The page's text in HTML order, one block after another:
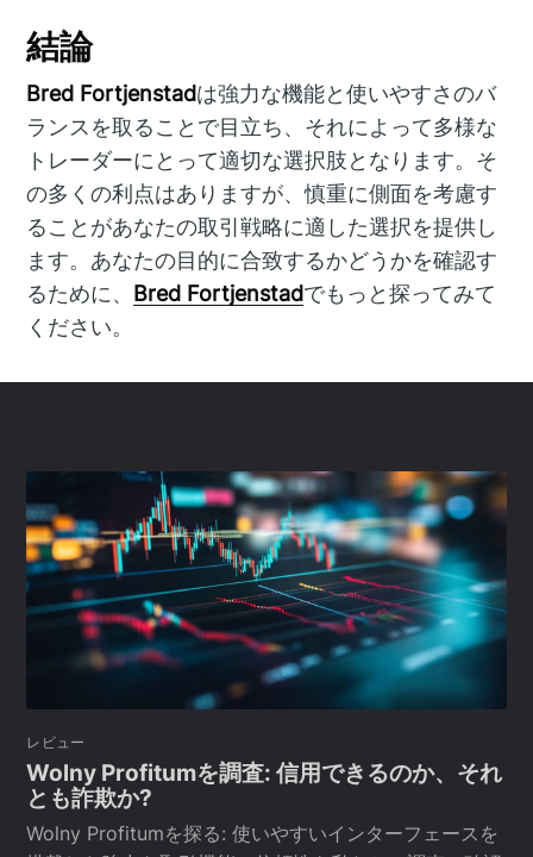
結論
Bred Fortjenstadは強力な機能と使いやすさのバ
ランスを取ることで目立ち、それによって多様な
トレーダーにとって適切な選択肢となります。そ
の多くの利点はありますが、慎重に側面を考慮す
ることがあなたの取引戦略に適した選択を提供し
ます。あなたの目的に合致するかどうかを確認す
るために、 Bred Fortjenstadでもっと探ってみて
ください。
レビュー
Wolny Profitumを調査: 信用できるのか、それ
とも詐欺か?
Wolny Profitumを探る: 使いやすいインターフェースを